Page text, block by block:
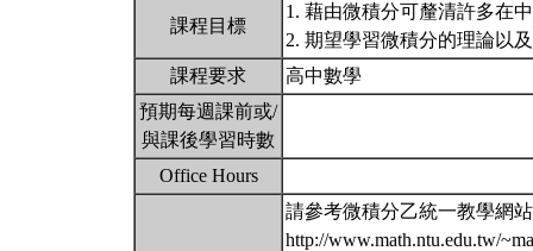
課程目標
1. 藉由微積分可釐清許多在
2. 期望學習微積分的理論以
課程要求
高中數學
預期每週課前或/
與課後學習時數
Office Hours
請參考微積分乙統一教學網
http://www.math.ntu.edu.tw/